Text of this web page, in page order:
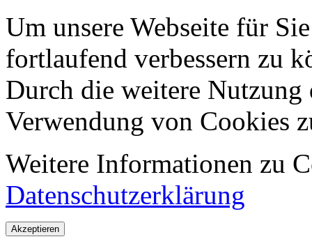
Um unsere Webseite für
fortlaufend verbessern zu
Durch die weitere Nutzung
Verwendung von Cookies
Weitere Informationen zu
Datenschutzerklärung
Akzeptieren